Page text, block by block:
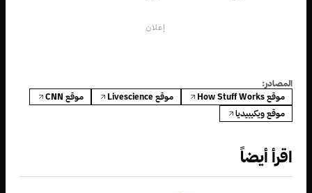
إعلان
المصادر:
موقع How Stuff Works
موقع Livescience
موقع CNN
موقع ويكيبيديا
اقرأ أيضاً